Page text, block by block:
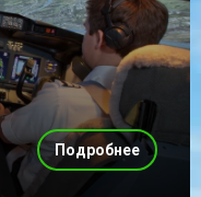
Подробнее